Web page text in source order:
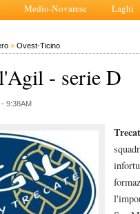
Medio-Novarese Laghi
» Ovest-Ticino
- serie D
9:38AM